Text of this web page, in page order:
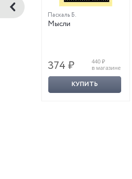
Паскаль Б.
Мысли
374 ₽
440 ₽
в магазине
КУПИТЬ